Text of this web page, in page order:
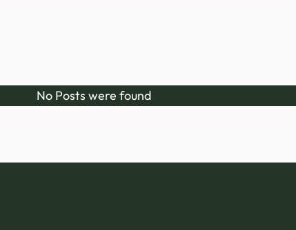
No Posts were found